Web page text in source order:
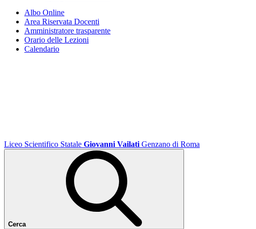
Albo Online
Area Riservata Docenti
Amministratore trasparente
Orario delle Lezioni
Calendario
Liceo Scientifico Statale Giovanni Vailati Genzano di Roma
Cerca